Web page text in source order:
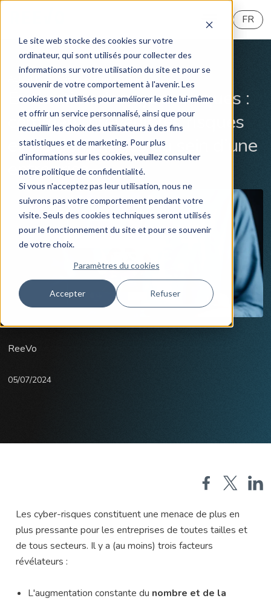
Le site web stocke des cookies sur votre
ordinateur, qui sont utilisés pour collecter des
informations sur votre utilisation du site et pour se
souvenir de votre comportement à l'avenir. Les
cookies sont utilisés pour améliorer le site lui-même
et offrir un service personnalisé, ainsi que pour
recueillir les choix des utilisateurs à des fins
statistiques et de marketing. Pour plus
d'informations sur les cookies, veuillez consulter
notre politique de confidentialité.
Si vous n'acceptez pas leur utilisation, nous ne
suivrons pas votre comportement pendant votre
visite. Seuls des cookies techniques seront utilisés
pour le fonctionnement du site et pour se souvenir
de votre choix.
Paramètres du cookies
Accepter Refuser
FR
Actualités Sécurité informatique
Évaluation des cyber-risques :
comment prévenir les risques
et les dommages au sein d’une
entreprise
ReeVo
05/07/2024
Les cyber-risques constituent une menace de plus en
plus pressante pour les entreprises de toutes tailles et
de tous secteurs. Il y a (au moins) trois facteurs
révélateurs :
L'augmentation constante du nombre et de la